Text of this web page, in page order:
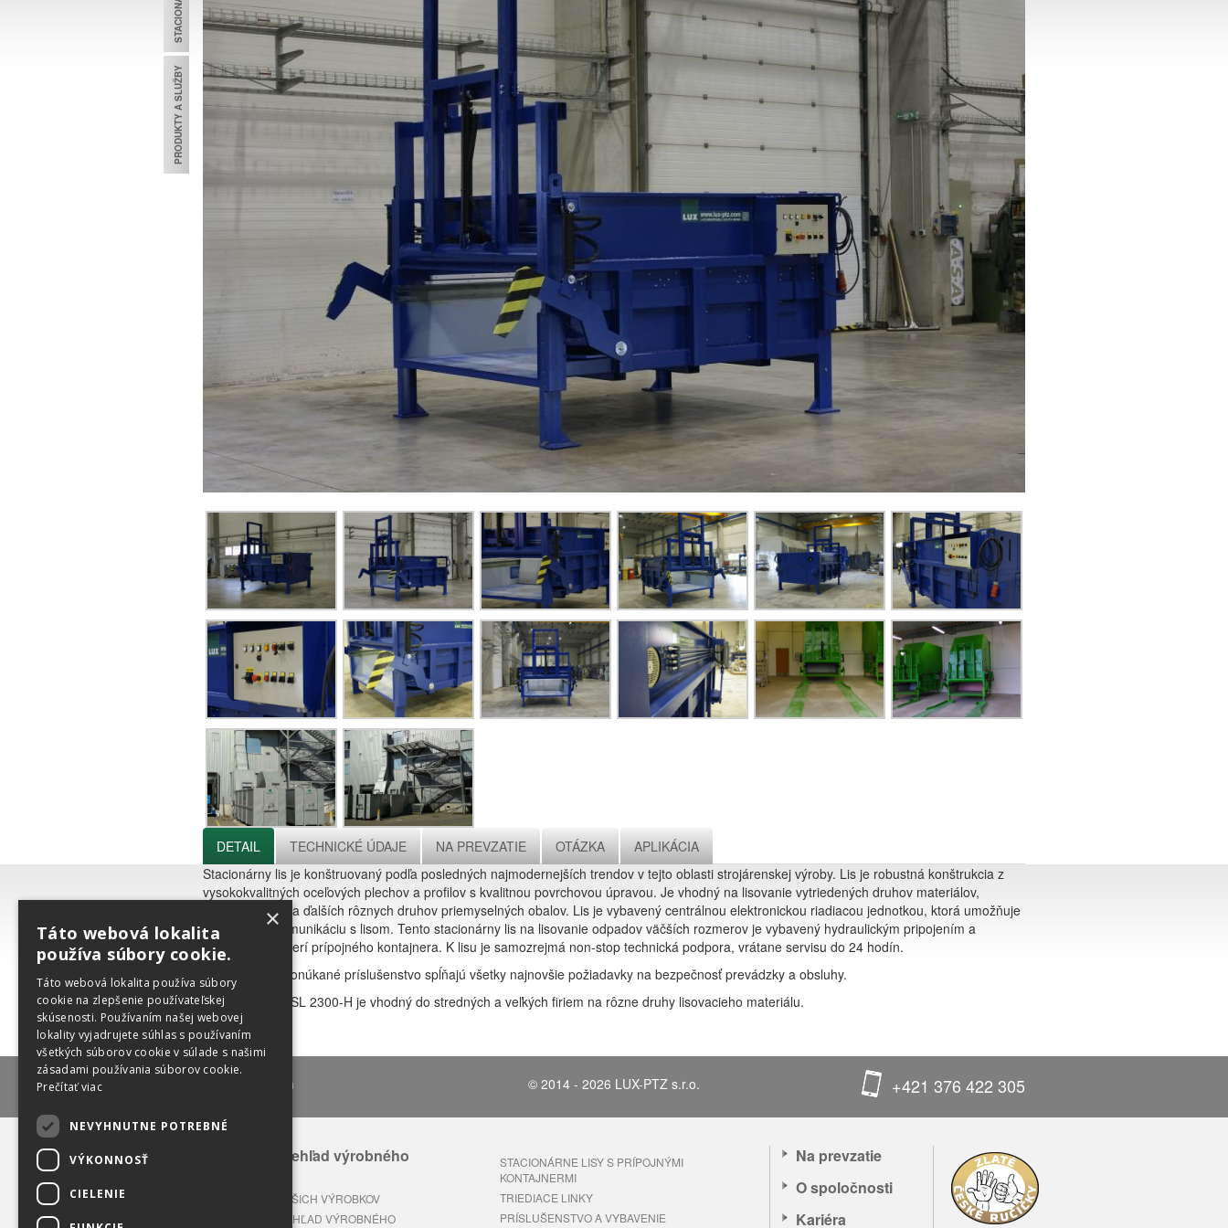
TECHNOLÓGIE PRE OCHRANU ŽIVOTNÉHO PROSTREDIA
ENVIRONMENTAL TECHNOLOGIES
PRODUKTY A SLUŽBY
DETAIL TECHNICKÉ ÚDAJE NA PREVZATIE OTÁZKA
APLIKÁCIA
Stacionárny lis je konštruovaný podľa posledných najmodernejších trendov v tejto oblasti strojárenskej výroby. Lis je robustná konštrukcia z
vysokokvalitných oceľových plechov a profilov s kvalitnou povrchovou úpravou. Je vhodný na lisovanie vytriedených druhov materiálov,
papiera, plastu a ďalších rôznych druhov priemyselných obalov. Lis je vybavený centrálnou elektronickou riadiacou jednotkou, ktorá umožňuje
tiež externú komunikáciu s lisom. Tento stacionárny lis na lisovanie odpadov väčších rozmerov je vybavený hydraulickým pripojením a
uzatvorením dverí prípojného kontajnera. K lisu je samozrejmá non-stop technická podpora, vrátane servisu do 24 hodín.
Lis aj ostatné ponúkané príslušenstvo spĺňajú všetky najnovšie požiadavky na bezpečnosť prevádzky a obsluhy.
Stacionárny lis SL 2300-H je vhodný do stredných a veľkých firiem na rôzne druhy lisovacieho materiálu.
lux@lux-sk.com © 2014 - 2026 LUX-PTZ s.r.o. +421 376 422 305
Celkový prehľad výrobného
APLIKÁCIA NAŠICH VÝROBKOV
CELKOVÝ PREHĽAD VÝROBNÉHO
STACIONÁRNE LISY S PRÍPOJNÝMI
KONTAJNERMI
TRIEDIACE LINKY
PRÍSLUŠENSTVO A VYBAVENIE
Na prevzatie
O spoločnosti
Kariéra
×
Táto webová lokalita
používa súbory cookie.
Táto webová lokalita používa súbory
cookie na zlepšenie používateľskej
skúsenosti. Používaním našej webovej
lokality vyjadrujete súhlas s používaním
všetkých súborov cookie v súlade s našimi
zásadami používania súborov cookie.
Prečítať viac
NEVYHNUTNE POTREBNÉ
VÝKONNOSŤ
CIELENIE